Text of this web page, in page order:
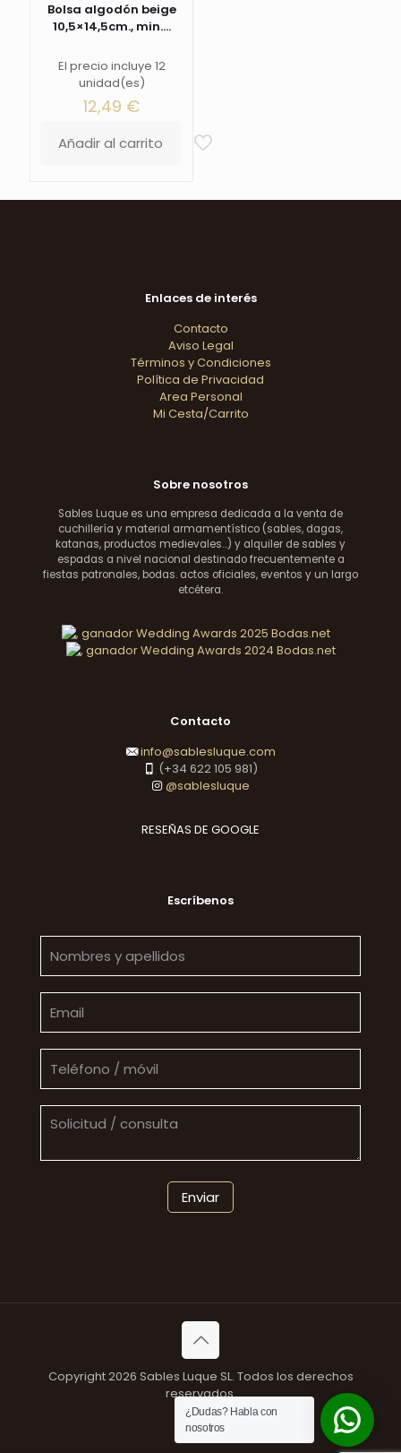
Bolsa algodón beige
10,5×14,5cm., min....
El precio incluye 12
unidad(es)
12,49 €
Añadir al carrito
Enlaces de interés
Contacto
Aviso Legal
Términos y Condiciones
Política de Privacidad
Area Personal
Mi Cesta/Carrito
Sobre nosotros
Sables Luque es una empresa dedicada a la venta de
cuchillería y material armamentístico (sables, dagas,
katanas, productos medievales...) y alquiler de sables y
espadas a nivel nacional destinado frecuentemente a
fiestas patronales, bodas. actos oficiales, eventos y un largo
etcétera.
Contacto
info@sablesluque.com
(+34 622 105 981)
@sablesluque
RESEÑAS DE GOOGLE
Escríbenos
Copyright 2026 Sables Luque SL. Todos los derechos
reservados.
¿Dudas? Habla con
nosotros